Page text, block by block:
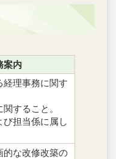
案内
理事務に関す
すること。
担当係に属し
な改修改築の